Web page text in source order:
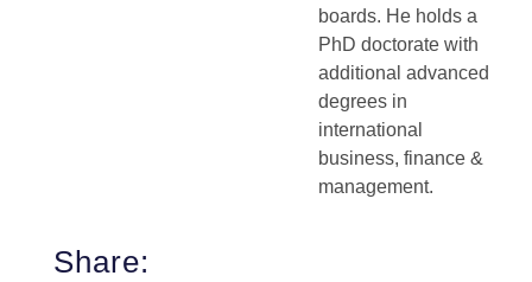
boards. He holds a
PhD doctorate with
additional advanced
degrees in
international
business, finance &
management.
Share: